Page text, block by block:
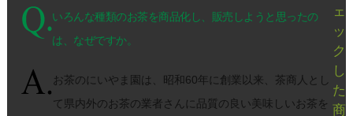
いろんな種類のお茶を商品化し、販売しようと思ったの
は、なぜですか。
お茶のにいやま園は、昭和60年に創業以来、茶商人とし
て県内外のお茶の業者さんに品質の良い美味しいお茶を
ェ
ッ
ク
し
た
商